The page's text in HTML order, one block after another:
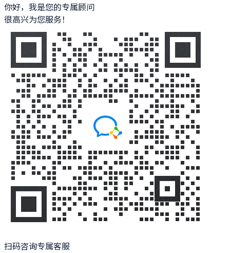
你好，我是您的专属顾问
很高兴为您服务！
扫码咨询专属客服